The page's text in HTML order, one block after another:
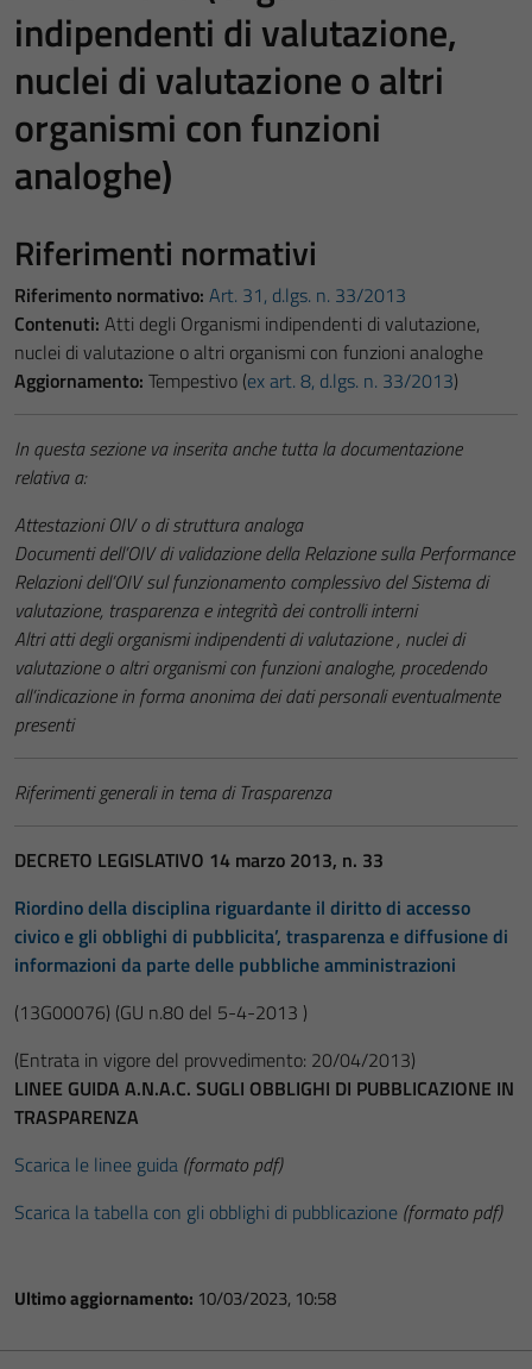
indipendenti di valutazione,
nuclei di valutazione o altri
organismi con funzioni
analoghe)
Riferimenti normativi
Riferimento normativo: Art. 31, d.lgs. n. 33/2013
Contenuti: Atti degli Organismi indipendenti di valutazione,
nuclei di valutazione o altri organismi con funzioni analoghe
Aggiornamento: Tempestivo (ex art. 8, d.lgs. n. 33/2013)
In questa sezione va inserita anche tutta la documentazione
relativa a:
Attestazioni OIV o di struttura analoga
Documenti dell’OIV di validazione della Relazione sulla Performance
Relazioni dell’OIV sul funzionamento complessivo del Sistema di
valutazione, trasparenza e integrità dei controlli interni
Altri atti degli organismi indipendenti di valutazione , nuclei di
valutazione o altri organismi con funzioni analoghe, procedendo
all’indicazione in forma anonima dei dati personali eventualmente
presenti
Riferimenti generali in tema di Trasparenza
DECRETO LEGISLATIVO 14 marzo 2013, n. 33
Riordino della disciplina riguardante il diritto di accesso
civico e gli obblighi di pubblicita’, trasparenza e diffusione di
informazioni da parte delle pubbliche amministrazioni
(13G00076) (GU n.80 del 5-4-2013 )
(Entrata in vigore del provvedimento: 20/04/2013)
LINEE GUIDA A.N.A.C. SUGLI OBBLIGHI DI PUBBLICAZIONE IN
TRASPARENZA
Scarica le linee guida (formato pdf)
Scarica la tabella con gli obblighi di pubblicazione (formato pdf)
Ultimo aggiornamento: 10/03/2023, 10:58